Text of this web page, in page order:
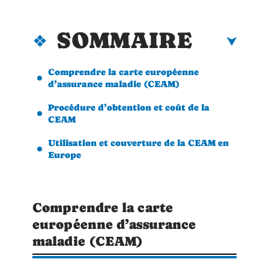
SOMMAIRE
Comprendre la carte européenne
d’assurance maladie (CEAM)
Procédure d’obtention et coût de la
CEAM
Utilisation et couverture de la CEAM en
Europe
Comprendre la carte
européenne d’assurance
maladie (CEAM)